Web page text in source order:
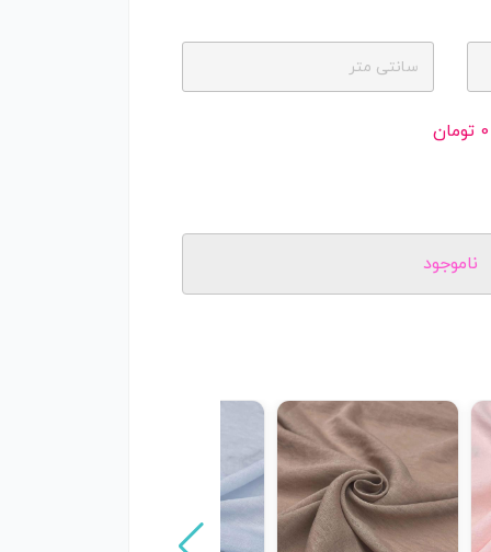
سانتی متر
0 تومان
ناموجود